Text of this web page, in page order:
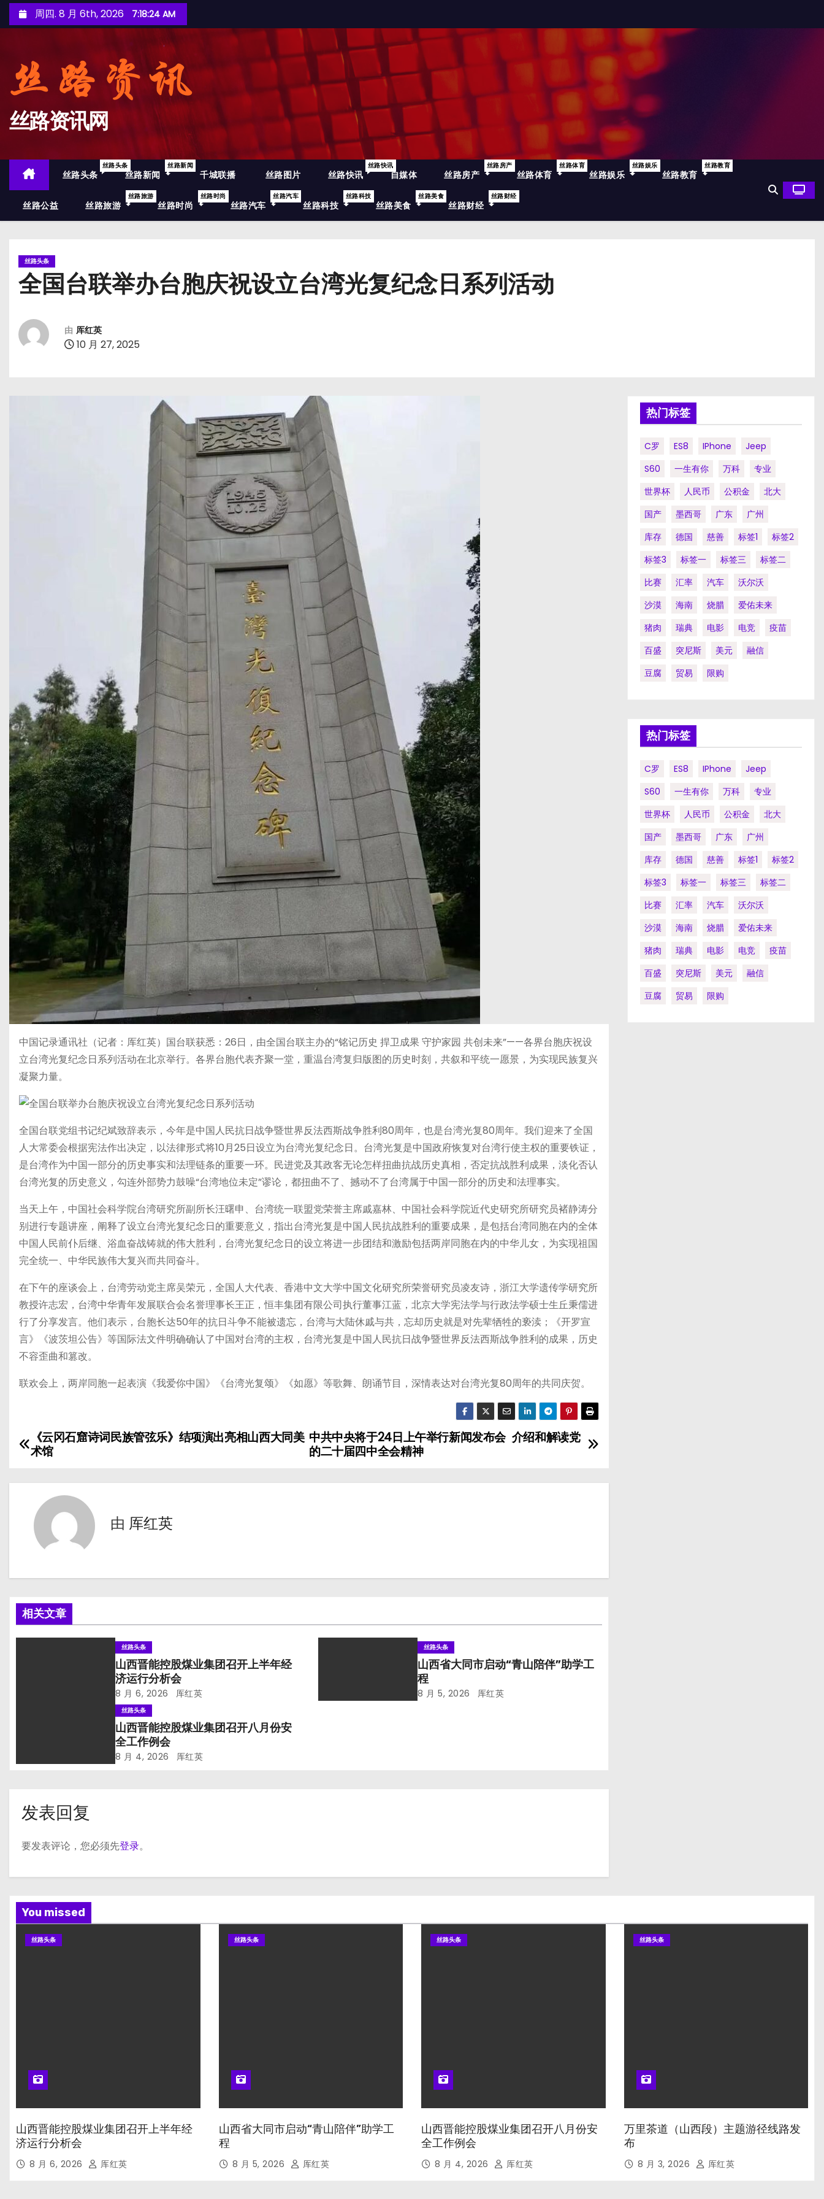
至
周四. 8 月 6th, 2026 7:18:25 AM
丝路资讯网
丝路头条
丝路头条
丝路新闻
丝路新闻
千城联播 丝路图片 丝路快讯
丝路快讯
自媒体 丝路房产
丝路房产
丝路体育
丝路体育
丝路娱乐
丝路娱乐
丝路教育
丝路教育
丝路公益 丝路旅游
丝路旅游
丝路时尚
丝路时尚
丝路汽车
丝路汽车
丝路科技
丝路科技
丝路美食
丝路美食
丝路财经
丝路财经
丝路头条
全国台联举办台胞庆祝设立台湾光复纪念日系列活动
由 厍红英
10 月 27, 2025
中国记录通讯社（记者：厍红英）国台联获悉：26日，由全国台联主办的“铭记历史 捍卫成果 守护家园 共创未来”——各界台胞庆祝设
立台湾光复纪念日系列活动在北京举行。各界台胞代表齐聚一堂，重温台湾复归版图的历史时刻，共叙和平统一愿景，为实现民族复兴
凝聚力量。
全国台联党组书记纪斌致辞表示，今年是中国人民抗日战争暨世界反法西斯战争胜利80周年，也是台湾光复80周年。我们迎来了全国
人大常委会根据宪法作出决定，以法律形式将10月25日设立为台湾光复纪念日。台湾光复是中国政府恢复对台湾行使主权的重要铁证，
是台湾作为中国一部分的历史事实和法理链条的重要一环。民进党及其政客无论怎样扭曲抗战历史真相，否定抗战胜利成果，淡化否认
台湾光复的历史意义，勾连外部势力鼓噪“台湾地位未定”谬论，都扭曲不了、撼动不了台湾属于中国一部分的历史和法理事实。
当天上午，中国社会科学院台湾研究所副所长汪曙申、台湾统一联盟党荣誉主席戚嘉林、中国社会科学院近代史研究所研究员褚静涛分
别进行专题讲座，阐释了设立台湾光复纪念日的重要意义，指出台湾光复是中国人民抗战胜利的重要成果，是包括台湾同胞在内的全体
中国人民前仆后继、浴血奋战铸就的伟大胜利，台湾光复纪念日的设立将进一步团结和激励包括两岸同胞在内的中华儿女，为实现祖国
完全统一、中华民族伟大复兴而共同奋斗。
在下午的座谈会上，台湾劳动党主席吴荣元，全国人大代表、香港中文大学中国文化研究所荣誉研究员凌友诗，浙江大学遗传学研究所
教授许志宏，台湾中华青年发展联合会名誉理事长王正，恒丰集团有限公司执行董事江蓝，北京大学宪法学与行政法学硕士生丘秉儒进
行了分享发言。他们表示，台胞长达50年的抗日斗争不能被遗忘，台湾与大陆休戚与共，忘却历史就是对先辈牺牲的亵渎；《开罗宣
言》《波茨坦公告》等国际法文件明确确认了中国对台湾的主权，台湾光复是中国人民抗日战争暨世界反法西斯战争胜利的成果，历史
不容歪曲和篡改。
联欢会上，两岸同胞一起表演《我爱你中国》《台湾光复颂》《如愿》等歌舞、朗诵节目，深情表达对台湾光复80周年的共同庆贺。
文
航
中共中央将于24日上午举行新闻发布会 介绍和解读党
的二十届四中全会精神
《云冈石窟诗词民族管弦乐》结项演出亮相山西大同美
术馆
由 厍红英
相关文章
丝路头条
山西晋能控股煤业集团召开上半年经
济运行分析会
8 月 6, 2026 厍红英
丝路头条
山西省大同市启动“青山陪伴”助学工
程
8 月 5, 2026 厍红英
丝路头条
山西晋能控股煤业集团召开八月份安
全工作例会
8 月 4, 2026 厍红英
发表回复
要发表评论，您必须先登录。
热门标签
C罗 ES8 IPhone
Jeep
S60
一生有你 万科
专业
世界杯
人民币 公积金
北大
国产
墨西哥 广东
广州
库存
德国 慈善 标签1
标签2
标签3
标签一 标签三
标签二
比赛
汇率 汽车
沃尔沃
沙漠
海南 烧腊
爱佑未来
猪肉
瑞典 电影 电竞
疫苗
百盛
突尼斯 美元
融信
豆腐
贸易 限购
热门标签
C罗 ES8 IPhone
Jeep
S60
一生有你 万科
专业
世界杯
人民币 公积金
北大
国产
墨西哥 广东
广州
库存
德国 慈善 标签1
标签2
标签3
标签一 标签三
标签二
比赛
汇率 汽车
沃尔沃
沙漠
海南 烧腊
爱佑未来
猪肉
瑞典 电影 电竞
疫苗
百盛
突尼斯 美元
融信
豆腐
贸易 限购
You missed
丝路头条
山西晋能控股煤业集团召开上半年经
济运行分析会
8 月 6, 2026 厍红英
丝路头条
山西省大同市启动“青山陪伴”助学工
程
8 月 5, 2026 厍红英
丝路头条
山西晋能控股煤业集团召开八月份安
全工作例会
8 月 4, 2026 厍红英
丝路头条
万里茶道（山西段）主题游径线路发
布
8 月 3, 2026 厍红英